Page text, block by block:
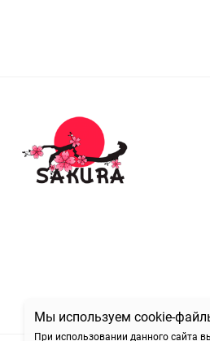
Мы используем cookie-
При использовании данного сайта